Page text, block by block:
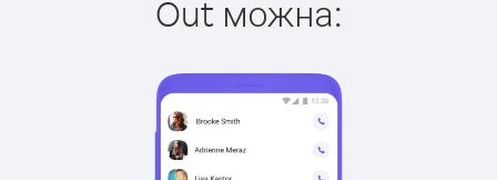
Out можна: